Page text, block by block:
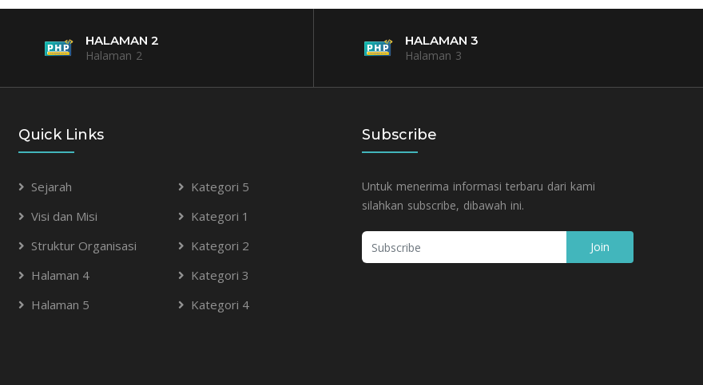
HALAMAN 2
Halaman 2
HALAMAN 3
Halaman 3
Quick Links
Sejarah
Visi dan Misi
Struktur Organisasi
Halaman 4
Halaman 5
Kategori 5
Kategori 1
Kategori 2
Kategori 3
Kategori 4
Subscribe
Untuk menerima informasi terbaru dari kami
silahkan subscribe, dibawah ini.
Join